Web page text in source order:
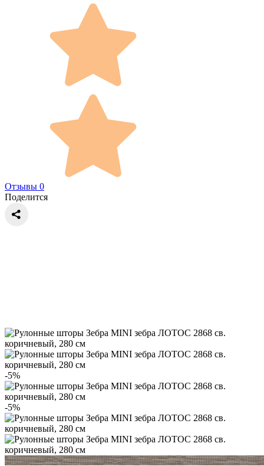
Отзывы 0
Поделится
-5%
-5%